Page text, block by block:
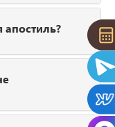
апостиль?